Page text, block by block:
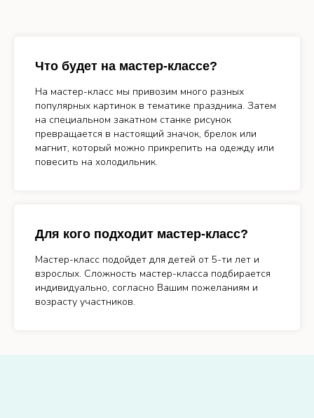
Что будет на мастер-классе?
На мастер-класс мы привозим много разных
популярных картинок в тематике праздника. Затем
на специальном закатном станке рисунок
превращается в настоящий значок, брелок или
магнит, который можно прикрепить на одежду или
повесить на холодильник.
Для кого подходит мастер-класс?
Мастер-класс подойдет для детей от 5-ти лет и
взрослых. Сложность мастер-класса подбирается
индивидуально, согласно Вашим пожеланиям и
возрасту участников.